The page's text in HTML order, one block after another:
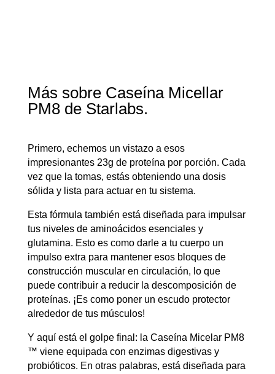
Más sobre Caseína Micellar
PM8 de Starlabs.
Primero, echemos un vistazo a esos
impresionantes 23g de proteína por porción. Cada
vez que la tomas, estás obteniendo una dosis
sólida y lista para actuar en tu sistema.
Esta fórmula también está diseñada para impulsar
tus niveles de aminoácidos esenciales y
glutamina. Esto es como darle a tu cuerpo un
impulso extra para mantener esos bloques de
construcción muscular en circulación, lo que
puede contribuir a reducir la descomposición de
proteínas. ¡Es como poner un escudo protector
alrededor de tus músculos!
Y aquí está el golpe final: la Caseína Micelar PM8
™ viene equipada con enzimas digestivas y
probióticos. En otras palabras, está diseñada para